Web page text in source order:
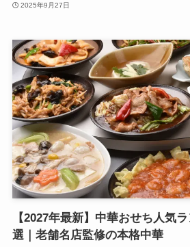
2025年9月27日
【2027年最新】中華おせち人気
選｜老舗名店監修の本格中華